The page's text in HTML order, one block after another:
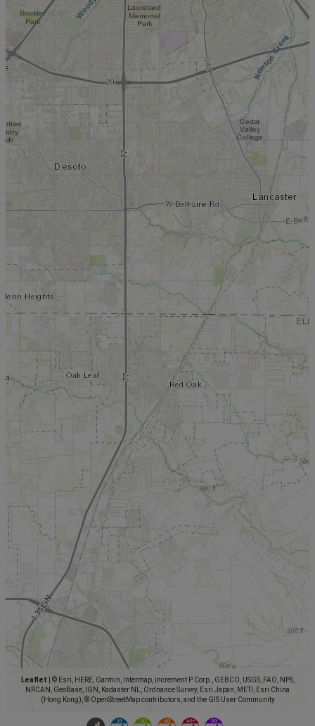
Leaflet
© Esri, HERE, Garmin, Intermap, increment P Corp., GEBCO, USGS, FAO, NPS,
NRCAN, GeoBase, IGN, Kadaster NL, Ordnance Survey, Esri Japan, METI, Esri China
(Hong Kong), © OpenStreetMap contributors, and the GIS User Community